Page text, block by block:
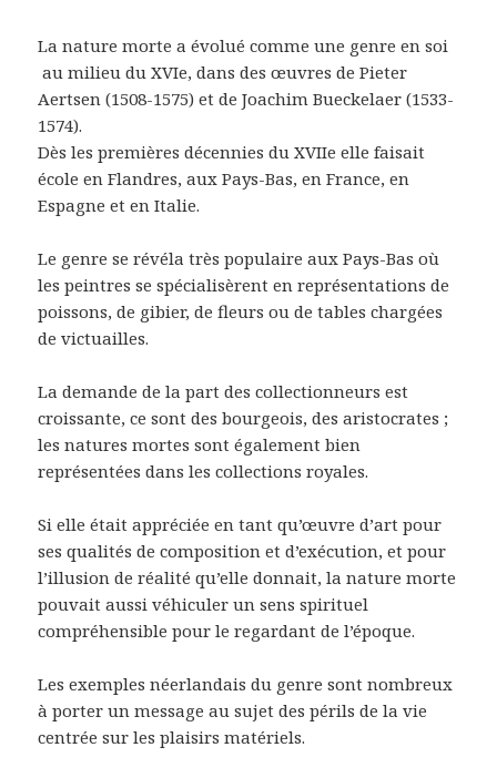
La nature morte a évolué comme une genre en soi
au milieu du XVIe, dans des œuvres de Pieter
Aertsen (1508-1575) et de Joachim Bueckelaer (1533-
1574).
Dès les premières décennies du XVIIe elle faisait
école en Flandres, aux Pays-Bas, en France, en
Espagne et en Italie.
Le genre se révéla très populaire aux Pays-Bas où
les peintres se spécialisèrent en représentations de
poissons, de gibier, de fleurs ou de tables chargées
de victuailles.
La demande de la part des collectionneurs est
croissante, ce sont des bourgeois, des aristocrates ;
les natures mortes sont également bien
représentées dans les collections royales.
Si elle était appréciée en tant qu’œuvre d’art pour
ses qualités de composition et d’exécution, et pour
l’illusion de réalité qu’elle donnait, la nature morte
pouvait aussi véhiculer un sens spirituel
compréhensible pour le regardant de l’époque.
Les exemples néerlandais du genre sont nombreux
à porter un message au sujet des périls de la vie
centrée sur les plaisirs matériels.